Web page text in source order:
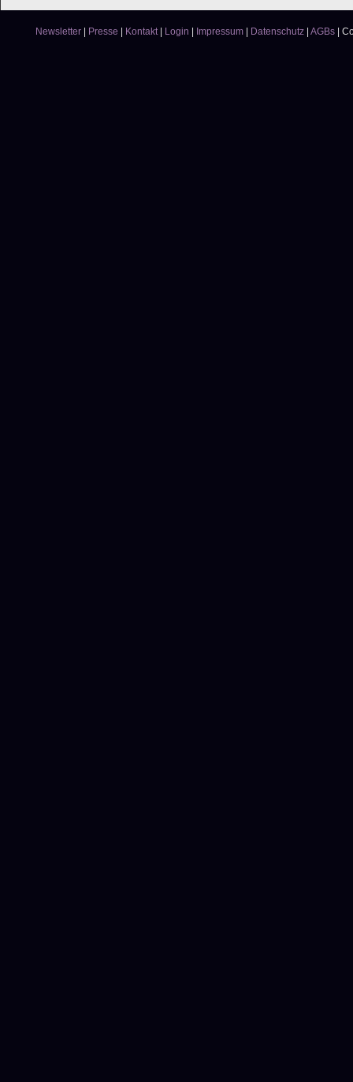
Newsletter | Presse | Kontakt | Login | Impressum | Datenschutz | AGBs |